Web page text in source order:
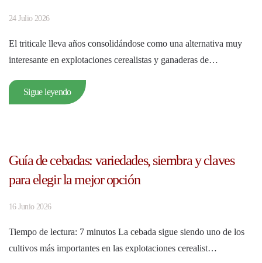
24 Julio 2026
El triticale lleva años consolidándose como una alternativa muy
interesante en explotaciones cerealistas y ganaderas de…
Sigue leyendo
Guía de cebadas: variedades, siembra y claves
para elegir la mejor opción
16 Junio 2026
Tiempo de lectura: 7 minutos La cebada sigue siendo uno de los
cultivos más importantes en las explotaciones cerealist…